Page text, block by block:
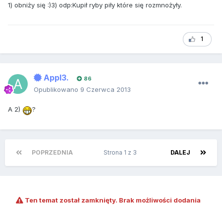
1) obniży się :)3) odp:Kupił ryby piły które się rozmnożyły.
1
Appl3. 86
Opublikowano 9 Czerwca 2013
A 2) ?
POPRZEDNIA DALEJ
Strona 1 z 3
Ten temat został zamknięty. Brak możliwości dodania